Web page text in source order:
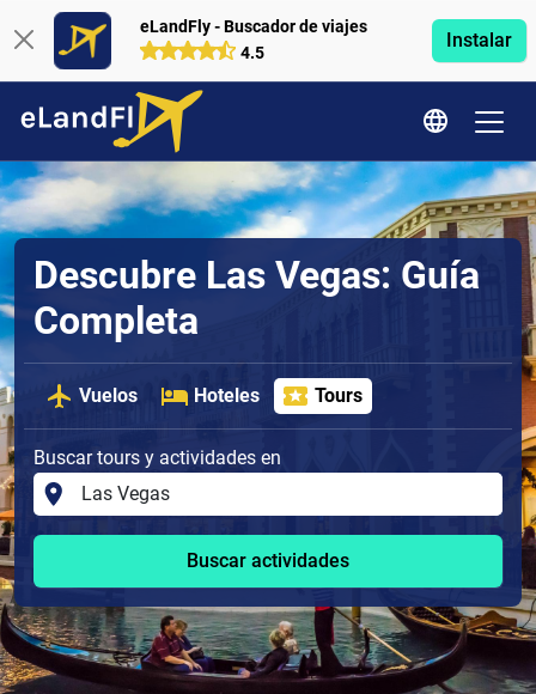
eLandFly - Buscador de viajes
4.5
Instalar
Descubre Las Vegas: Guía
Completa
Vuelos Hoteles Tours
Buscar tours y actividades en
Buscar actividades